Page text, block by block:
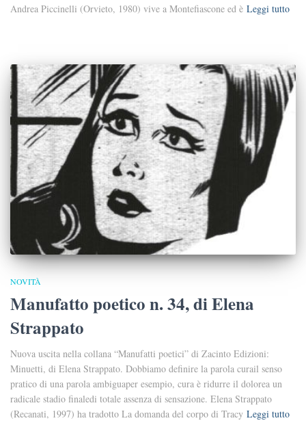
Andrea Piccinelli (Orvieto, 1980) vive a Montefiascone ed è Leggi tutto
NOVITÀ
Manufatto poetico n. 34, di Elena
Strappato
Nuova uscita nella collana “Manufatti poetici” di Zacinto Edizioni:
Minuetti, di Elena Strappato. Dobbiamo definire la parola curail senso
pratico di una parola ambiguaper esempio, cura è ridurre il dolorea un
radicale stadio finaledi totale assenza di sensazione. Elena Strappato
(Recanati, 1997) ha tradotto La domanda del corpo di Tracy Leggi tutto